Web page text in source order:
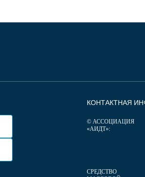
КОНТАКТНАЯ
© АССОЦИАЦИЯ
«АИДТ»:
СРЕДСТВО